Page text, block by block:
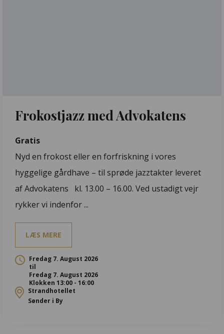
Frokostjazz med Advokatens
Gratis
Nyd en frokost eller en forfriskning i vores
hyggelige gårdhave – til sprøde jazztakter leveret
af Advokatens kl. 13.00 – 16.00. Ved ustadigt vejr
rykker vi indenfor ...
LÆS MERE
Fredag 7. August 2026
til
Fredag 7. August 2026
Klokken 13:00 - 16:00
Strandhotellet
Sønder i By